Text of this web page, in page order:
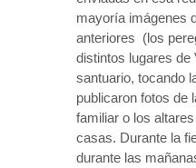
mayoría imágenes
anteriores (los
distintos lugares de
santuario, tocando
publicaron fotos de
familiar o los
casas. Durante la
durante las